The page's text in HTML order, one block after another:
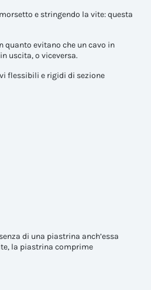
e stringendo la vite: questa
evitano che un cavo in
uscita, o viceversa.
flessibili e rigidi di sezione
di una piastrina anch’essa
la piastrina comprime